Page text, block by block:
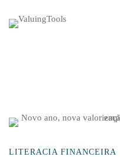
Novo
LITERACIA FINANCEIRA